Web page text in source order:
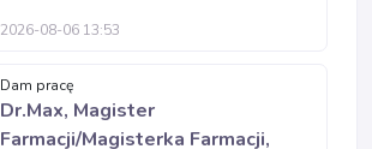
2026-08-06 13:53
Dam pracę
Dr.Max, Magister
Farmacji/Magisterka Farmacji,